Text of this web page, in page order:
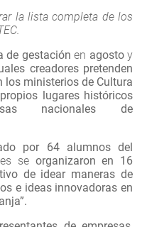
la lista completa de los
de gestación en agostoy
creadores pretenden
los ministerios de Cultura
propios lugares históricos
nacionales de
por 64 alumnos del
se organizaron en 16
de idear maneras de
e ideas innovadoras en